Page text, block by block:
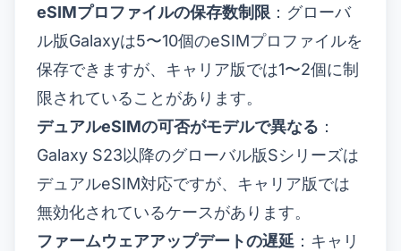
eSIMプロファイルの保存数制限 ：グローバ
ル版Galaxyは5〜10個のeSIMプロファイルを
保存できますが、キャリア版では1〜2個に制
限されていることがあります。
デュアルeSIMの可否がモデルで異なる ：
Galaxy S23以降のグローバル版Sシリーズは
デュアルeSIM対応ですが、キャリア版では
無効化されているケースがあります。
ファームウェアアップデートの遅延 ：キャリ